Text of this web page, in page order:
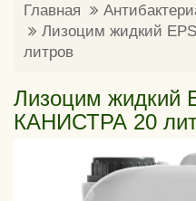
Главная
Лизоцим жидкий
литров
Лизоцим жидкий
КАНИСТРА 20